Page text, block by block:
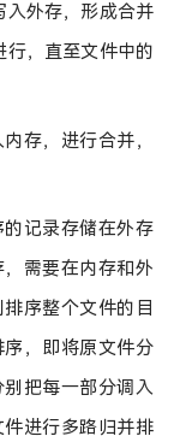
入外存，形成合并
行，直至文件中的
存，进行合并，
记录存储在外存
需要在内存和外
序整个文件的目
，即将原文件分
把每一部分调入
进行多路归并排